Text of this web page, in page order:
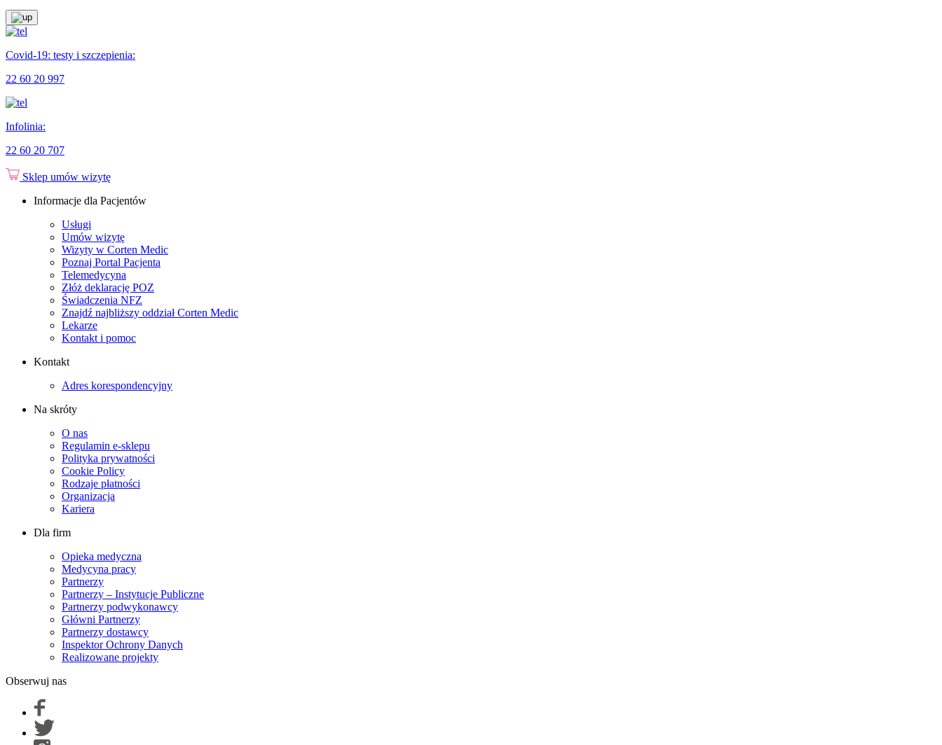
Covid-19: testy i szczepienia:
22 60 20 997
Infolinia:
22 60 20 707
Sklep umów wizytę
Informacje dla Pacjentów
Usługi
Umów wizytę
Wizyty w Corten Medic
Poznaj Portal Pacjenta
Telemedycyna
Złóż deklarację POZ
Świadczenia NFZ
Znajdź najbliższy oddział Corten Medic
Lekarze
Kontakt i pomoc
Kontakt
Adres korespondencyjny
Na skróty
O nas
Regulamin e-sklepu
Polityka prywatności
Cookie Policy
Rodzaje płatności
Organizacja
Kariera
Dla firm
Opieka medyczna
Medycyna pracy
Partnerzy
Partnerzy – Instytucje Publiczne
Partnerzy podwykonawcy
Główni Partnerzy
Partnerzy dostawcy
Inspektor Ochrony Danych
Realizowane projekty
Obserwuj nas